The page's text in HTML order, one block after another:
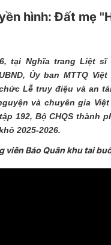
hình: Đất mẹ
tại Nghĩa trang Liệt sĩ
Ủy ban MTTQ
Lễ truy điệu và an
và chuyên gia
192, Bộ CHQS thành
2025-2026.
viên Báo Quân khu tai